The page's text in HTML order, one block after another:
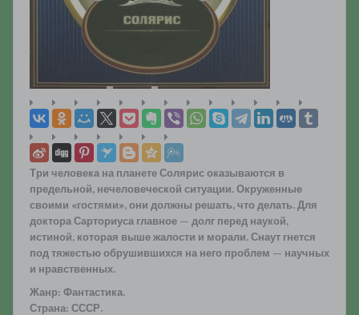
Три человека на планете Солярис оказываются в
предельной, нечеловеческой ситуации. Окруженные
своими «гостями», они должны решать, что делать. Для
доктора Сарториуса главное — долг перед наукой,
истиной, которая выше жалости и морали. Снаут гнется
под тяжестью обрушившихся на него проблем — научных
и нравственных.
Жанр: Фантастика.
Страна: СССР.